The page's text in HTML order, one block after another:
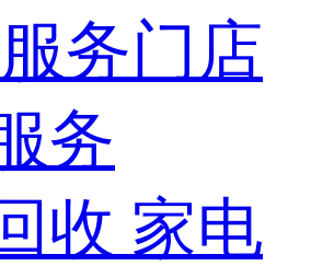
服务门店
务
收 家电